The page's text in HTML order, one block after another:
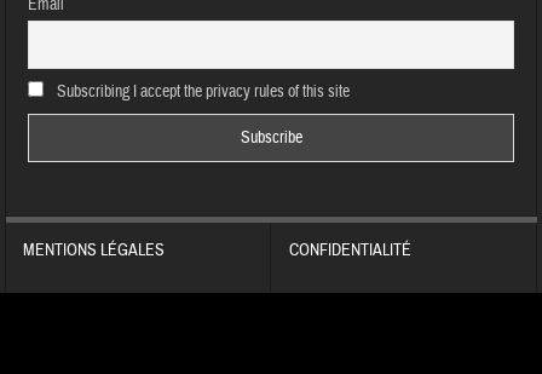
Email
Subscribing I accept the privacy rules of this site
MENTIONS LÉGALES CONFIDENTIALITÉ